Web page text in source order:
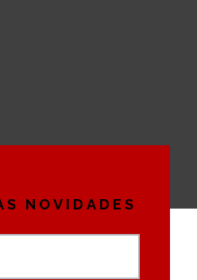
NOVIDADES